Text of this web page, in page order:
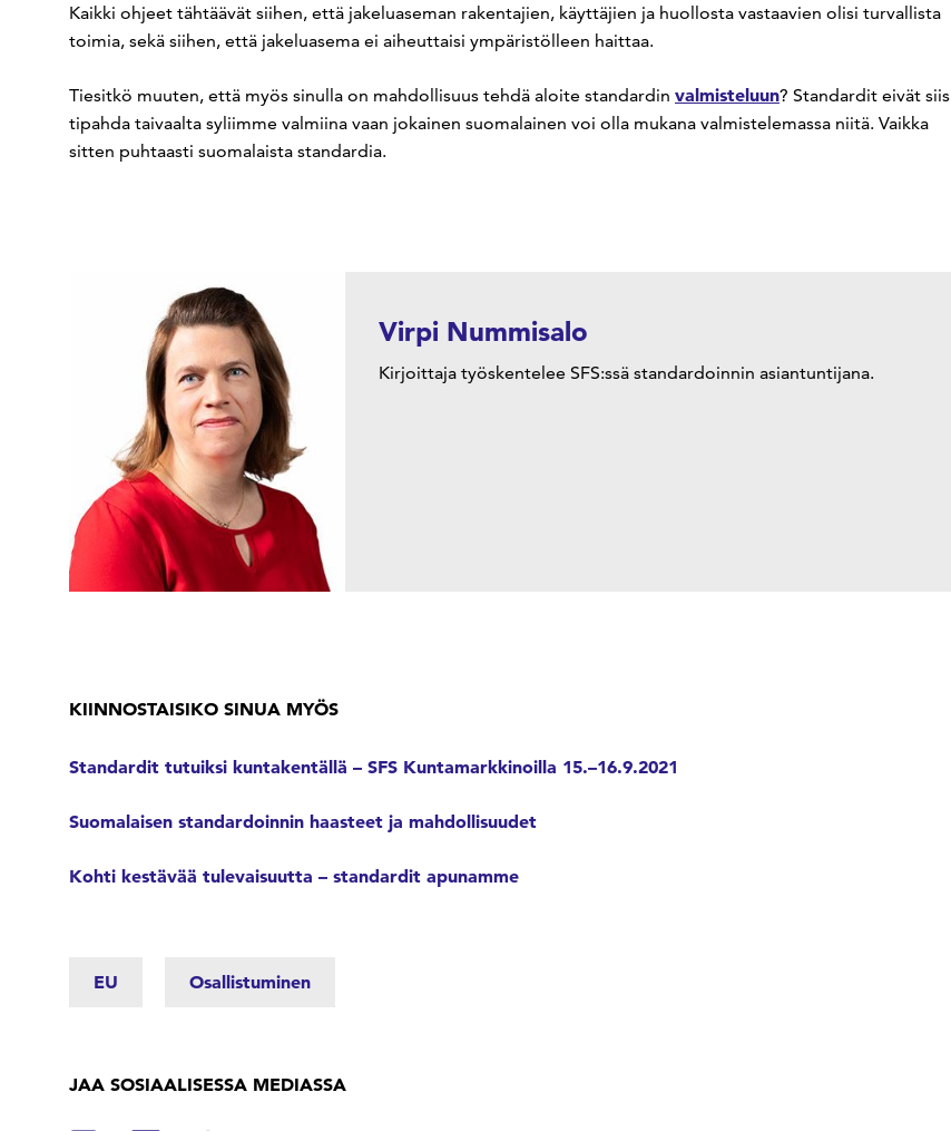
Kaikki ohjeet tähtäävät siihen, että jakeluaseman rakentajien, käyttäjien ja huollosta vastaavien olisi turvallista
toimia, sekä siihen, että jakeluasema ei aiheuttaisi ympäristölleen haittaa.
Tiesitkö muuten, että myös sinulla on mahdollisuus tehdä aloite standardin valmisteluun? Standardit eivät siis
tipahda taivaalta syliimme valmiina vaan jokainen suomalainen voi olla mukana valmistelemassa niitä. Vaikka
sitten puhtaasti suomalaista standardia.
Virpi Nummisalo
Kirjoittaja työskentelee SFS:ssä standardoinnin asiantuntijana.
KIINNOSTAISIKO SINUA MYÖS
Standardit tutuiksi kuntakentällä – SFS Kuntamarkkinoilla 15.–16.9.2021
Suomalaisen standardoinnin haasteet ja mahdollisuudet
Kohti kestävää tulevaisuutta – standardit apunamme
EU Osallistuminen
JAA SOSIAALISESSA MEDIASSA